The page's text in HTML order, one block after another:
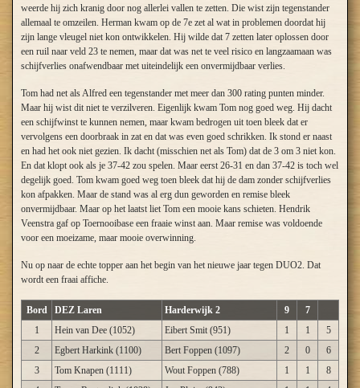
weerde hij zich kranig door nog allerlei vallen te zetten. Die wist zijn tegenstander
allemaal te omzeilen. Herman kwam op de 7e zet al wat in problemen doordat hij
zijn lange vleugel niet kon ontwikkelen. Hij wilde dat 7 zetten later oplossen door
een ruil naar veld 23 te nemen, maar dat was net te veel risico en langzaamaan was
schijfverlies onafwendbaar met uiteindelijk een onvermijdbaar verlies.
Tom had net als Alfred een tegenstander met meer dan 300 rating punten minder.
Maar hij wist dit niet te verzilveren. Eigenlijk kwam Tom nog goed weg. Hij dacht
een schijfwinst te kunnen nemen, maar kwam bedrogen uit toen bleek dat er
vervolgens een doorbraak in zat en dat was even goed schrikken. Ik stond er naast
en had het ook niet gezien. Ik dacht (misschien net als Tom) dat de 3 om 3 niet kon.
En dat klopt ook als je 37-42 zou spelen. Maar eerst 26-31 en dan 37-42 is toch wel
degelijk goed. Tom kwam goed weg toen bleek dat hij de dam zonder schijfverlies
kon afpakken. Maar de stand was al erg dun geworden en remise bleek
onvermijdbaar. Maar op het laatst liet Tom een mooie kans schieten. Hendrik
Veenstra gaf op Toernooibase een fraaie winst aan. Maar remise was voldoende
voor een moeizame, maar mooie overwinning.
Nu op naar de echte topper aan het begin van het nieuwe jaar tegen DUO2. Dat
wordt een fraai affiche.
Bord DEZ Laren Harderwijk 2 9
7
1
Hein van Dee (1052) Eibert Smit (951) 1 1
5
2
Egbert Harkink (1100) Bert Foppen (1097) 2 0
6
3
Tom Knapen (1111) Wout Foppen (788) 1 1
8